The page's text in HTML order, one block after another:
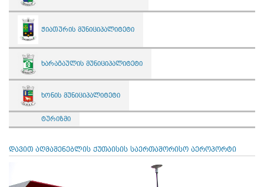
ჭიათურის მუნიციპალიტეტი
ხარაგაულის მუნიციპალიტეტი
ხონის მუნიციპალიტეტი
ტურიზმი
დავით აღმაშენებლის ქუთაისის საერთაშორისო აეროპორტი